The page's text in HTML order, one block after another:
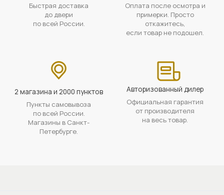
Быстрая доставка
до двери
по всей России.
Оплата после осмотра и
примерки. Просто
откажитесь,
если товар не подошел.
2 магазина и 2000 пунктов
Пункты самовывоза
по всей России.
Магазины в Санкт-
Петербурге.
Авторизованный дилер
Официальная гарантия
от производителя
на весь товар.